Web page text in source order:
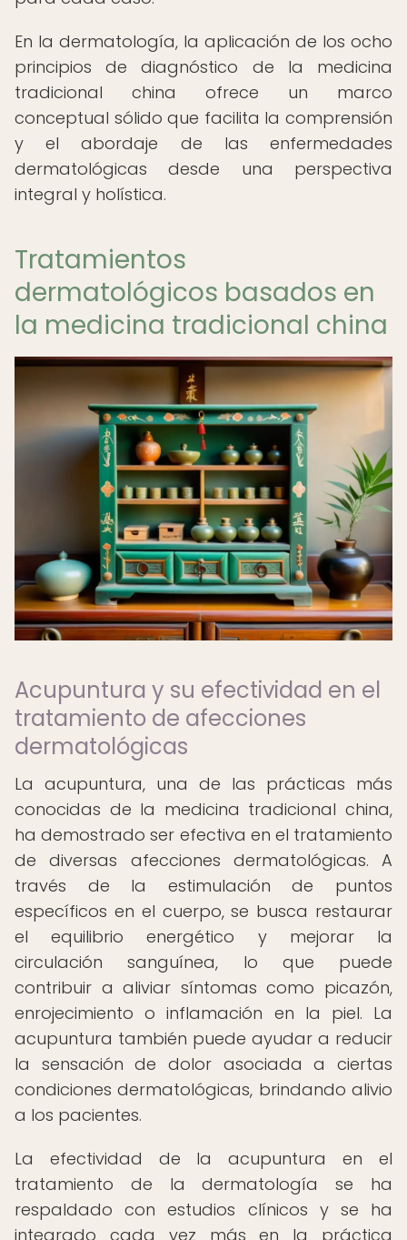
En la dermatología, la aplicación de los ocho
principios de diagnóstico de la medicina
tradicional china ofrece un marco
conceptual sólido que facilita la comprensión
y el abordaje de las enfermedades
dermatológicas desde una perspectiva
integral y holística.
Tratamientos
dermatológicos basados en
la medicina tradicional china
Acupuntura y su efectividad en el
tratamiento de afecciones
dermatológicas
La acupuntura, una de las prácticas más
conocidas de la medicina tradicional china,
ha demostrado ser efectiva en el tratamiento
de diversas afecciones dermatológicas. A
través de la estimulación de puntos
específicos en el cuerpo, se busca restaurar
el equilibrio energético y mejorar la
circulación sanguínea, lo que puede
contribuir a aliviar síntomas como picazón,
enrojecimiento o inflamación en la piel. La
acupuntura también puede ayudar a reducir
la sensación de dolor asociada a ciertas
condiciones dermatológicas, brindando alivio
a los pacientes.
La efectividad de la acupuntura en el
tratamiento de la dermatología se ha
respaldado con estudios clínicos y se ha
integrado cada vez más en la práctica